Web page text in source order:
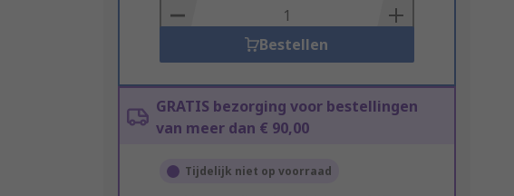
Basket
Bestellen
GRATIS bezorging voor bestellingen
van meer dan € 90,00
Tijdelijk niet op voorraad